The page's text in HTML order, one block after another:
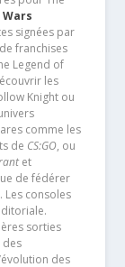
signées par
franchises
Legend of
les
Knight ou
comme les
de CS:GO, ou
et
de fédérer
Les consoles
sorties
des
des